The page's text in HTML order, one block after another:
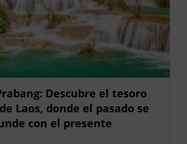
Descubre el tesoro
Laos, donde el pasado se
con el presente